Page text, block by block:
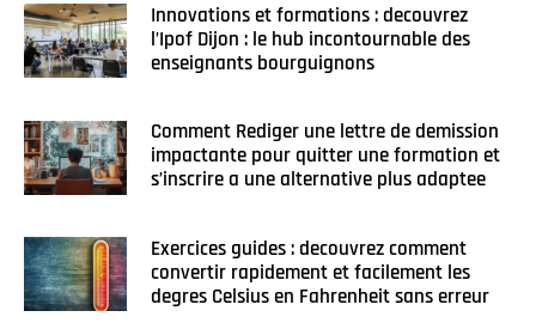
Innovations et formations : decouvrez
l’Ipof Dijon : le hub incontournable des
enseignants bourguignons
Comment Rediger une lettre de demission
impactante pour quitter une formation et
s’inscrire a une alternative plus adaptee
Exercices guides : decouvrez comment
convertir rapidement et facilement les
degres Celsius en Fahrenheit sans erreur